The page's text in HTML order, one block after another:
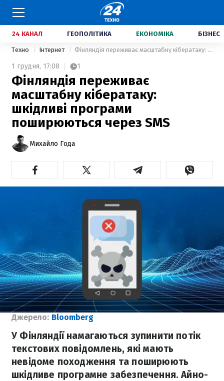
24 КАНАЛ ГЕОПОЛІТИКА ЕКОНОМІКА БІЗНЕС
Техно Інтернет Фінляндія переживає масштабну кібератаку: шкідливі програми поширюються через SMS
1 грудня, 17:08 1
Фінляндія переживає
масштабну кібератаку:
шкідливі програми
поширюються через SMS
Михайло Года
Джерело: Bloomberg
У Фінляндії намагаються зупинити потік
текстових повідомлень, які мають
невідоме походження та поширюють
шкідливе програмне забезпечення. Айно-